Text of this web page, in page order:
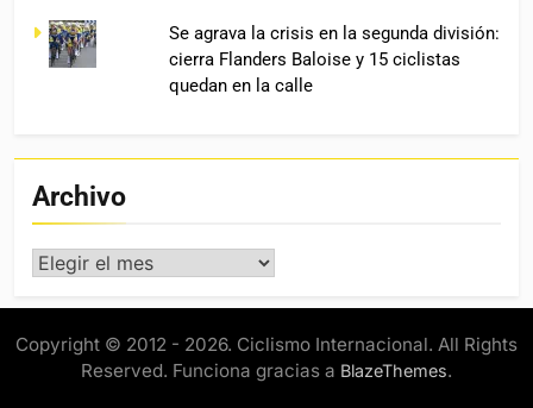
Se agrava la crisis en la segunda división:
cierra Flanders Baloise y 15 ciclistas
quedan en la calle
Archivo
Archivo
Copyright © 2012 - 2026. Ciclismo Internacional. All Rights
Reserved. Funciona gracias a BlazeThemes.